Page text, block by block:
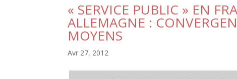
« SERVICE PUBLIC » EN
ALLEMAGNE :
MOYENS
Avr 27, 2012